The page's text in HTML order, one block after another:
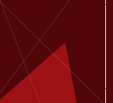
e
n